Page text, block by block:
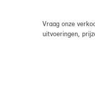
Vraag onze
uitvoeringen,